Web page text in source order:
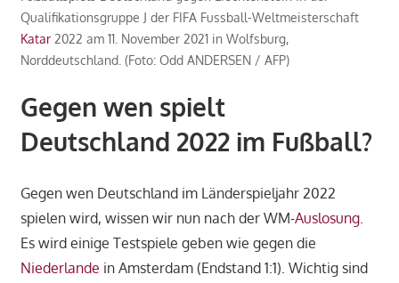
Qualifikationsgruppe J der FIFA Fussball-Weltmeisterschaft
Katar2022 am 11. November 2021 in Wolfsburg,
Norddeutschland. (Foto: Odd ANDERSEN / AFP)
Gegen wen spielt
Deutschland 2022 im Fußball?
Gegen wen Deutschland im Länderspieljahr 2022
spielen wird, wissen wir nun nach der WM-Auslosung.
Es wird einige Testspiele geben wie gegen die
Niederlande in Amsterdam (Endstand 1:1). Wichtig sind